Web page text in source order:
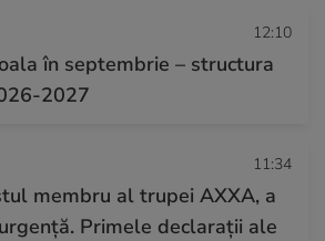
12:10
în septembrie – structura
2027
11:34
membru al trupei AXXA, a
Primele declarații ale